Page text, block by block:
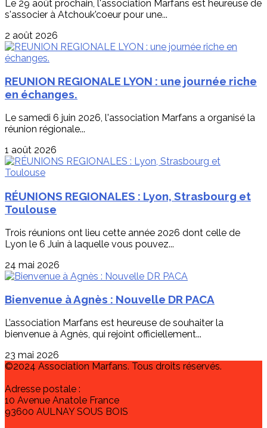
Le 29 août prochain, l'association Marfans est heureuse de
s'associer à Atchouk'coeur pour une...
2 août 2026
REUNION REGIONALE LYON : une journée riche
en échanges.
Le samedi 6 juin 2026, l'association Marfans a organisé la
réunion régionale...
1 août 2026
RÉUNIONS REGIONALES : Lyon, Strasbourg et
Toulouse
Trois réunions ont lieu cette année 2026 dont celle de
Lyon le 6 Juin à laquelle vous pouvez...
24 mai 2026
Bienvenue à Agnès : Nouvelle DR PACA
L’association Marfans est heureuse de souhaiter la
bienvenue à Agnès, qui rejoint officiellement...
23 mai 2026
©2024 Association Marfans. Tous droits réservés.
Adresse postale :
10 Avenue Anatole France
93600 AULNAY SOUS BOIS